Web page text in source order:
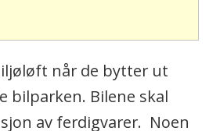
når de bytter ut
bilparken. Bilene skal
av ferdigvarer. Noen